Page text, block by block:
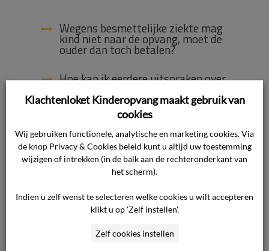
Wegens besmettelijke ziekte mag
kind niet naar de opvang, moet de
ouder dan toch betalen?
Hoe kan ik eerdere uitspraken over
Hoe gaat Klachtenloket
Kinderopvang om met mijn privacy?
Mag een pedagogisch medewerker
insuline toedienen aan mijn kind op
de opvang?
Welke andere oplossingen zijn er
mogelijk wanneer de pedagogische
medewerkers bezwaar hebben om
insuline toe te dienen?
Klachtenloket Kinderopvang maakt gebruik van
cookies
Wij gebruiken functionele, analytische en marketing cookies. Via
de knop Privacy & Cookies beleid kunt u altijd uw toestemming
wijzigen of intrekken (in de balk aan de rechteronderkant van
het scherm).
Indien u zelf wenst te selecteren welke cookies u wilt accepteren
klikt u op 'Zelf instellen'.
Zelf cookies instellen